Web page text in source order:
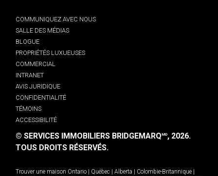
COMMUNIQUEZ AVEC NOUS
SALLE DES MÉDIAS
BLOGUE
PROPRIÉTÉS LUXUEUSES
COMMERCIAL
INTRANET
AVIS JURIDIQUE
CONFIDENTIALITÉ
TÉMOINS
ACCESSIBILITÉ
© SERVICES IMMOBILIERS BRIDGEMARQMD, 2026.
TOUS DROITS RÉSERVÉS.
Trouver une maison Ontario Québec Alberta Colombie-Britannique